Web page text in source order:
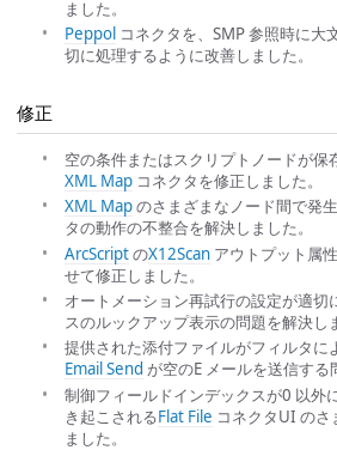
ました。
Peppol コネクタを、SMP 参照時に
切に処理するように改善しました。
修正
空の条件またはスクリプトノードが保
XML Map コネクタを修正しました。
XML Mapのさまざまなノード間で発
タの動作の不整合を解決しました。
ArcScriptのX12Scan アウトプット属
せて修正しました。
オートメーション再試行の設定が適切
スのルックアップ表示の問題を解決し
提供された添付ファイルがフィルタに
Email Send が空のE メールを送信する
制御フィールドインデックスが0 以外
き起こされるFlat File コネクタUI のさ
ました。